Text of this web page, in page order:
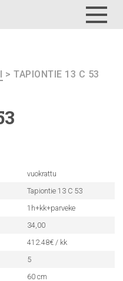
> TAPIONTIE 13 C 53
vuokrattu
Tapiontie 13 C 53
1h+kk+parveke
34,00
412.48€ / kk
5
60 cm